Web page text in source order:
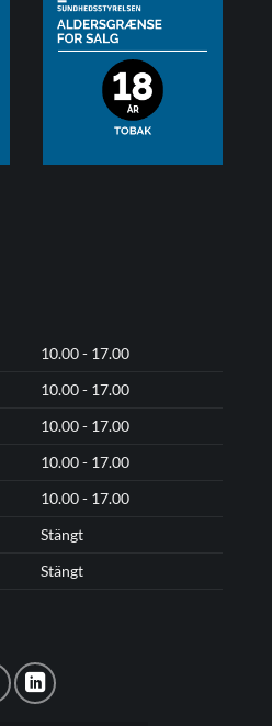
10.00 - 17.00
10.00 - 17.00
10.00 - 17.00
10.00 - 17.00
10.00 - 17.00
Stängt
Stängt